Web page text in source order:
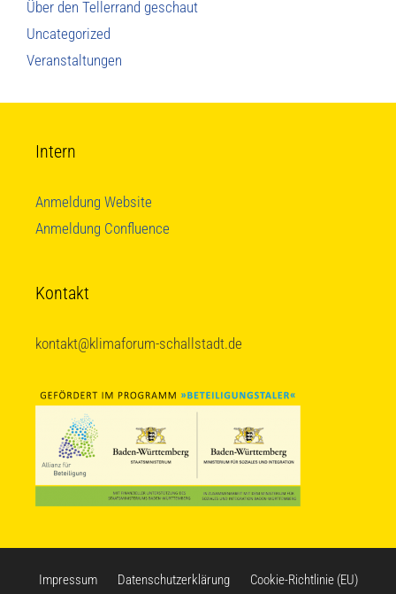
Über den Tellerrand geschaut
Uncategorized
Veranstaltungen
Intern
Anmeldung Website
Anmeldung Confluence
Kontakt
kontakt@klimaforum-schallstadt.de
Impressum Datenschutzerklärung Cookie-Richtlinie (EU)